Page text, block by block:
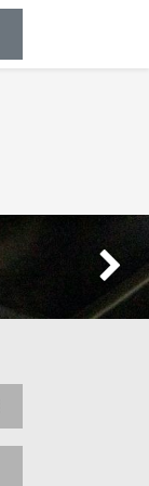
Weiter